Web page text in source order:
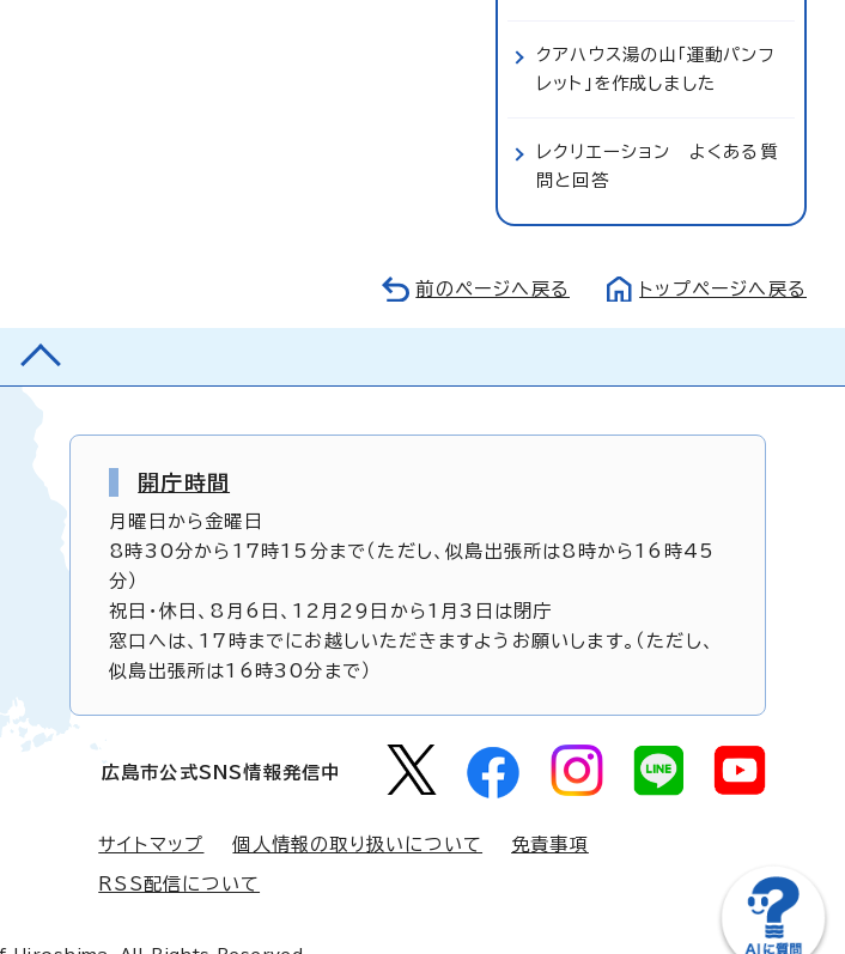
クアハウス湯の山「運動パンフ
レット」を作成しました
レクリエーション よくある質
問と回答
前のページへ戻る トップページへ戻る
開庁時間
月曜日から金曜日
8時30分から17時15分まで（ただし、似島出張所は8時から16時45
分）
祝日・休日、8月6日、12月29日から1月3日は閉庁
窓口へは、17時までにお越しいただきますようお願いします。（ただし、
似島出張所は16時30分まで）
広島市公式SNS情報発信中
サイトマップ 個人情報の取り扱いについて 免責事項
RSS配信について